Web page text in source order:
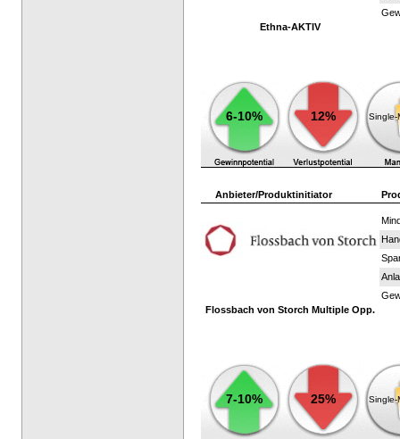
Ethna-AKTIV
6-10% 12% Single-
Anbieter/Produktinitiator
Flossbach von Storch Multiple Opp.
7-10% 25% Single-